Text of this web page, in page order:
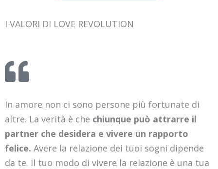
I VALORI DI LOVE REVOLUTION
In amore non ci sono persone più fortunate di
altre. La verità è che chiunque può attrarre il
partner che desidera e vivere un rapporto
felice. Avere la relazione dei tuoi sogni dipende
da te. Il tuo modo di vivere la relazione è una tua